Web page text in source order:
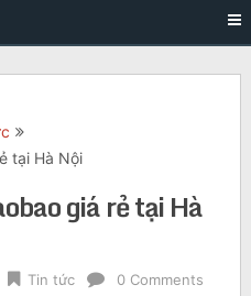
tại Hà Nội
giá rẻ tại Hà
Tin tức 0 Comments